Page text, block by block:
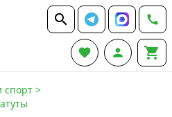
 
  
спорт >